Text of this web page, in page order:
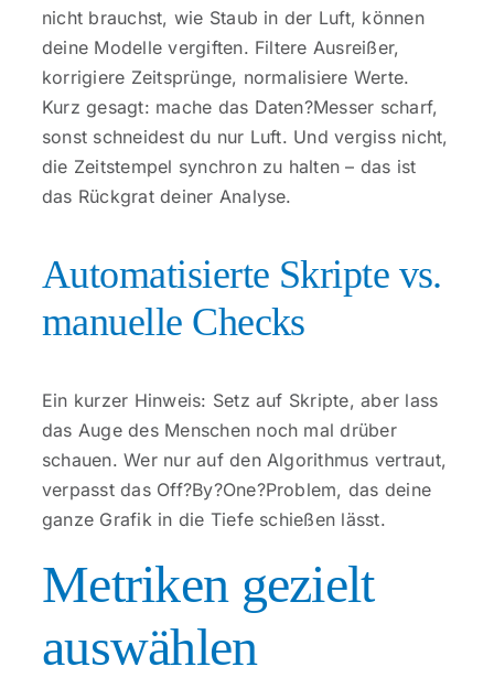
nicht brauchst, wie Staub in der Luft, können
deine Modelle vergiften. Filtere Ausreißer,
korrigiere Zeitsprünge, normalisiere Werte.
Kurz gesagt: mache das Daten?Messer scharf,
sonst schneidest du nur Luft. Und vergiss nicht,
die Zeitstempel synchron zu halten – das ist
das Rückgrat deiner Analyse.
Automatisierte Skripte vs.
manuelle Checks
Ein kurzer Hinweis: Setz auf Skripte, aber lass
das Auge des Menschen noch mal drüber
schauen. Wer nur auf den Algorithmus vertraut,
verpasst das Off?By?One?Problem, das deine
ganze Grafik in die Tiefe schießen lässt.
Metriken gezielt
auswählen